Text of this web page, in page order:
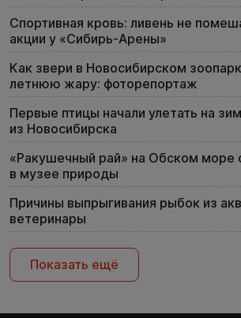
Спортивная кровь: ливень не
акции у «Сибирь-Арены»
Как звери в Новосибирском
летнюю жару: фоторепортаж
Первые птицы начали улетать на
из Новосибирска
«Ракушечный рай» на Обском море
в музее природы
Причины выпрыгивания рыбок из
ветеринары
Показать ещё